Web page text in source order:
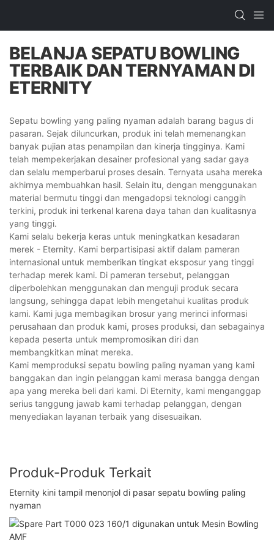
BELANJA SEPATU BOWLING
TERBAIK DAN TERNYAMAN DI
ETERNITY
Sepatu bowling yang paling nyaman adalah barang bagus di
pasaran. Sejak diluncurkan, produk ini telah memenangkan
banyak pujian atas penampilan dan kinerja tingginya. Kami
telah mempekerjakan desainer profesional yang sadar gaya
dan selalu memperbarui proses desain. Ternyata usaha mereka
akhirnya membuahkan hasil. Selain itu, dengan menggunakan
material bermutu tinggi dan mengadopsi teknologi canggih
terkini, produk ini terkenal karena daya tahan dan kualitasnya
yang tinggi.
Kami selalu bekerja keras untuk meningkatkan kesadaran
merek - Eternity. Kami berpartisipasi aktif dalam pameran
internasional untuk memberikan tingkat eksposur yang tinggi
terhadap merek kami. Di pameran tersebut, pelanggan
diperbolehkan menggunakan dan menguji produk secara
langsung, sehingga dapat lebih mengetahui kualitas produk
kami. Kami juga membagikan brosur yang merinci informasi
perusahaan dan produk kami, proses produksi, dan sebagainya
kepada peserta untuk mempromosikan diri dan
membangkitkan minat mereka.
Kami memproduksi sepatu bowling paling nyaman yang kami
banggakan dan ingin pelanggan kami merasa bangga dengan
apa yang mereka beli dari kami. Di Eternity, kami menganggap
serius tanggung jawab kami terhadap pelanggan, dengan
menyediakan layanan terbaik yang disesuaikan.
Produk-Produk Terkait
Eternity kini tampil menonjol di pasar sepatu bowling paling
nyaman